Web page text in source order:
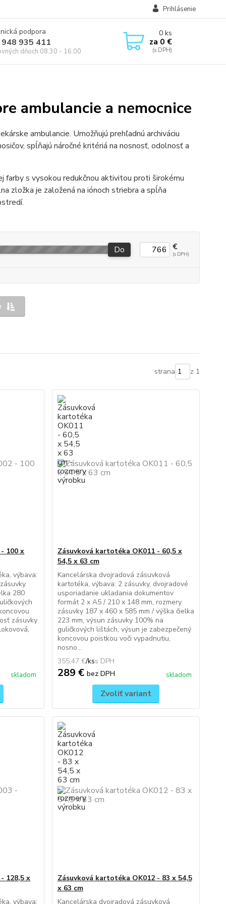
Prihlásenie
podpora
935 411
dňoch 08.30 - 16.00
0ks
za 0 €
ambulancie a nemocnice
ambulancie. Umožňujú prehľadnú archiváciu
spĺňajú náročné kritériá na nosnosť, odolnosť a
farby s vysokou redukčnou aktivitou proti širokému
zložka je založená na iónoch striebra a spĺňa
Do €
strana z 1
100 x
výbava:
280
zásuvky
skladom
Zásuvková kartotéka OK011 - 60,5 x
54,5 x 63 cm
Kancelárska dvojradová zásuvková
kartotéka, výbava: 2 zásuvky, dvojradové
usporiadanie ukladania dokumentov
formát 2 x A5 / 210 x 148 mm, rozmery
zásuvky 187 x 460 x 585 mm / výška čielka
223 mm, výsun zásuvky 100% na
guličkových lištách, výsun je zabezpečený
koncovou poistkou voči vypadnutiu,
nosno...
355,47 €/ks
289 € bez DPH skladom
Zvoliť variant
128,5 x
výbava:
Zásuvková kartotéka OK012 - 83 x 54,5
x 63 cm
Kancelárska dvojradová zásuvková